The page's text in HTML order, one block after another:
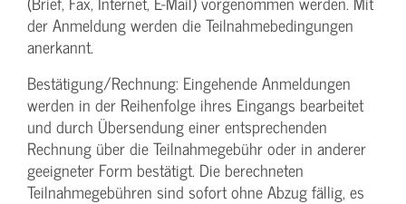
der Anmeldung werden die Teilnahme­bedingungen
anerkannt.
Bestätigung­/Rechnung: Eingehende Anmeldungen
werden in der Reihenfolge ihres Eingangs bearbeitet
und durch Übersendung einer entsprechenden
Rechnung über die Teilnahmegebühr oder in anderer
geeigneter Form bestätigt. Die berechneten
Teilnahmegebühren sind sofort ohne Abzug fällig, es